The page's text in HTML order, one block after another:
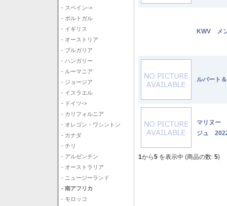
- スペイン->
- ポルトガル
- イギリス
- オーストリア
- ブルガリア
- ハンガリー
- ルーマニア
- ジョージア
- イスラエル
- ドイツ->
- カリフォルニア
- オレゴン・ワシントン
- カナダ
- チリ
- アルゼンチン
- オーストラリア
- ニュージーランド
- 南アフリカ
- モロッコ
KWV メ
ルバート
マリヌー
ジュ
1から5 を表示中 (商品の数: 5)